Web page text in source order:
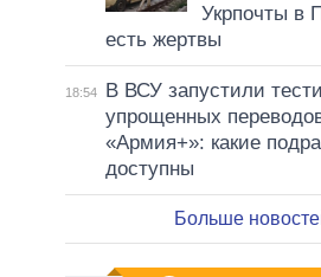
Укрпочты в
есть жертвы
18:54
В ВСУ запустили
упрощенных
«Армия+»: какие
доступны
Больше